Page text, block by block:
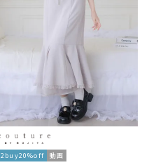
2buy20%off 動画